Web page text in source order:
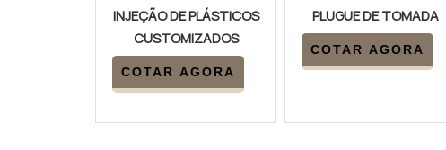
INJEÇÃO DE PLÁSTICOS
CUSTOMIZADOS
COTAR AGORA
PLUGUE DE TOMADA
COTAR AGORA